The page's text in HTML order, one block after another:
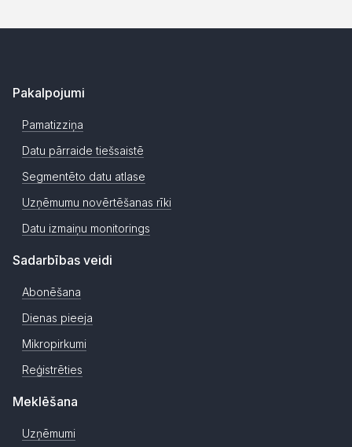
Pakalpojumi
Pamatizziņa
Datu pārraide tiešsaistē
Segmentēto datu atlase
Uzņēmumu novērtēšanas rīki
Datu izmaiņu monitorings
Sadarbības veidi
Abonēšana
Dienas pieeja
Mikropirkumi
Reģistrēties
Meklēšana
Uzņēmumi